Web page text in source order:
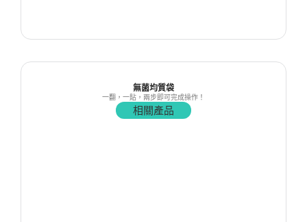
無菌均質袋
一翻，一貼，兩步即可完成操作！
相關產品